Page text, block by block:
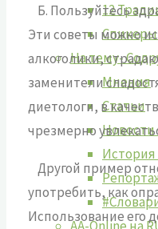
12
На тему-
Мнения
Статьи
Новости
История
Б. Пользуйтесь
Эти советы можно
алкоголики,
заменители
диетологи, в
чрезмерно
Другой пример
употребить, как
Использование его